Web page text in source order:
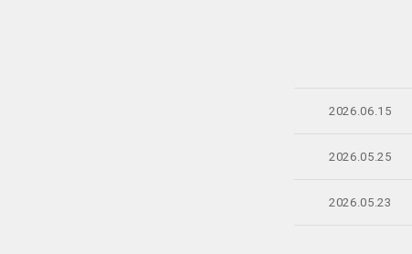
2026.06.15
2026.05.25
2026.05.23